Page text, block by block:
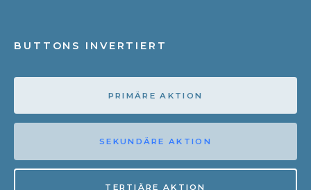
BUTTONS INVERTIERT
PRIMÄRE AKTION
SEKUNDÄRE AKTION
TERTIÄRE AKTION